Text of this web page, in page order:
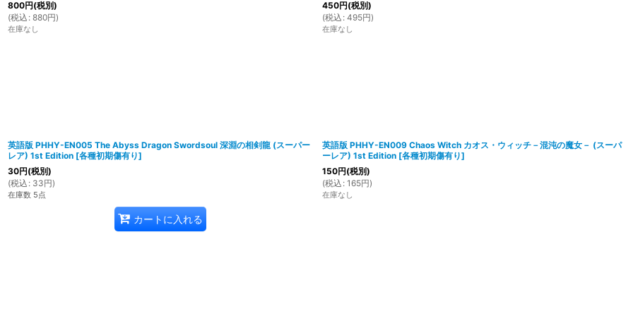
800円(税別)
(税込 : 880円)
在庫なし
450円(税別)
(税込 : 495円)
在庫なし
英語版 PHHY-EN005 The Abyss Dragon Swordsoul 深淵の相剣龍 (スーパー
レア) 1st Edition [各種初期傷有り]
30円(税別)
(税込 : 33円)
在庫数 5点
カートに入れる
英語版 PHHY-EN009 Chaos Witch カオス・ウィッチ－混沌の魔女－ (スーパ
ーレア) 1st Edition [各種初期傷有り]
150円(税別)
(税込 : 165円)
在庫なし